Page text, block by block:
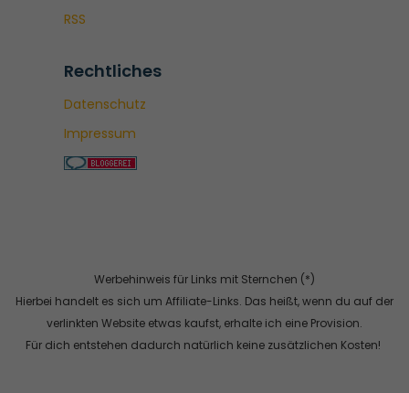
RSS
Rechtliches
Datenschutz
Impressum
Werbehinweis für Links mit Sternchen (*)
Hierbei handelt es sich um Affiliate-Links. Das heißt, wenn du auf der
verlinkten Website etwas kaufst, erhalte ich eine Provision.
Für dich entstehen dadurch natürlich keine zusätzlichen Kosten!